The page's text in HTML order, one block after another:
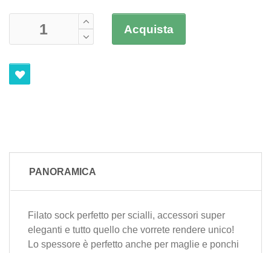
Acquista
PANORAMICA
Filato sock perfetto per scialli, accessori super
eleganti e tutto quello che vorrete rendere unico!
Lo spessore è perfetto anche per maglie e ponchi